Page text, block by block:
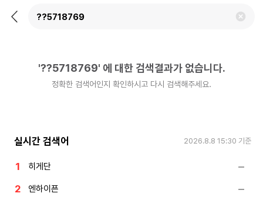
뒤
검
'??5718769' 에 대한 검색결과가 없습니다.
정확한 검색어인지 확인하시고 다시 검색해주세요.
실시간 검색어 2026.8.8 15:30 기준
히게단
엔하이픈